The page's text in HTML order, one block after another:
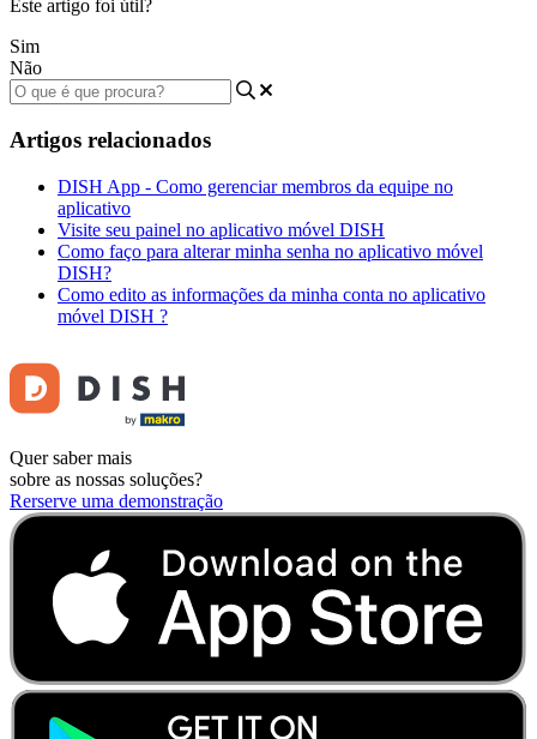
Este artigo foi útil?
Sim
Não
Artigos relacionados
DISH App - Como gerenciar membros da equipe no
aplicativo
Visite seu painel no aplicativo móvel DISH
Como faço para alterar minha senha no aplicativo móvel
DISH?
Como edito as informações da minha conta no aplicativo
móvel DISH ?
Quer saber mais
sobre as nossas soluções?
Rerserve uma demonstração